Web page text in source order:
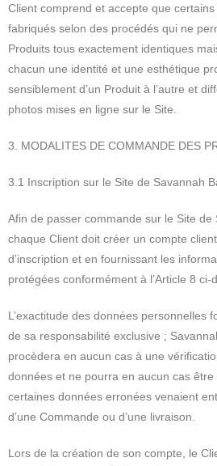
Client comprend et accepte que
fabriqués selon des procédés qui ne
Produits tous exactement identiques
chacun une identité et une esthétique
sensiblement d’un Produit à l’autre et
photos mises en ligne sur le Site.
3. MODALITES DE COMMANDE DES
3.1 Inscription sur le Site de Savannah
Afin de passer commande sur le Site de
chaque Client doit créer un compte
d’inscription et en fournissant les
protégées conformément à l’Article 8 ci-
L’exactitude des données personnelles
de sa responsabilité exclusive ;
procèdera en aucun cas à une
données et ne pourra en aucun cas
certaines données erronées venaient
d’une Commande ou d’une livraison.
Lors de la création de son compte, le